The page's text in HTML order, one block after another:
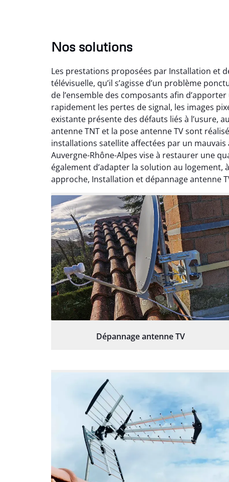
Nos solutions
Les prestations proposées par Installation et
télévisuelle, qu’il s’agisse d’un problème
de l’ensemble des composants afin
rapidement les pertes de signal, les images
existante présente des défauts liés à l’usure,
antenne TNT et la pose antenne TV sont
installations satellite affectées par un
Auvergne-Rhône-Alpes vise à restaurer une
également d’adapter la solution au
approche, Installation et dépannage antenne
Dépannage antenne TV